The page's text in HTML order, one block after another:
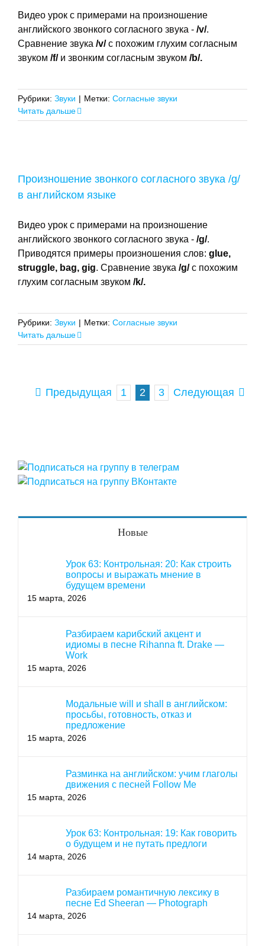
Видео урок с примерами на произношение
английского звонкого согласного звука - /v/.
Сравнение звука /v/c похожим глухим согласным
звуком /f/ и звонким согласным звуком /b/.
Рубрики: Звуки | Метки: Согласные звуки
Читать дальше
Произношение звонкого согласного звука /g/
в английском языке
Видео урок с примерами на произношение
английского звонкого согласного звука - /g/.
Приводятся примеры произношения слов: glue,
struggle, bag, gig. Сравнение звука /g/c похожим
глухим согласным звуком /k/.
Рубрики: Звуки | Метки: Согласные звуки
Читать дальше
Предыдущая 1 2 3 Следующая
Новые
Урок 63: Контрольная: 20: Как строить
вопросы и выражать мнение в
будущем времени
15 марта, 2026
Разбираем карибский акцент и
идиомы в песне Rihanna ft. Drake —
Work
15 марта, 2026
Модальные will и shall в английском:
просьбы, готовность, отказ и
предложение
15 марта, 2026
Разминка на английском: учим глаголы
движения с песней Follow Me
15 марта, 2026
Урок 63: Контрольная: 19: Как говорить
о будущем и не путать предлоги
14 марта, 2026
Разбираем романтичную лексику в
песне Ed Sheeran — Photograph
14 марта, 2026